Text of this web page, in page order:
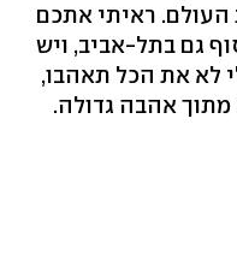
העולם. ראיתי אתכם
גם בתל-אביב, ויש
לא את הכל תאהבו,
אהבה גדולה.